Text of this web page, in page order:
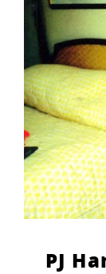
PJ